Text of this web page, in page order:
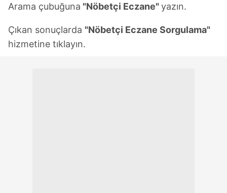
Arama çubuğuna "Nöbetçi Eczane"yazın.
Çıkan sonuçlarda "Nöbetçi Eczane Sorgulama"
hizmetine tıklayın.